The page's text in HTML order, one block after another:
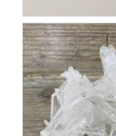
Cristal de
280